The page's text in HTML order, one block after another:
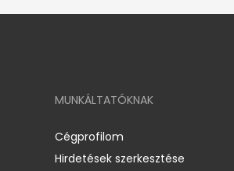
MUNKÁLTATÓKNAK
Cégprofilom
Hirdetések szerkesztése